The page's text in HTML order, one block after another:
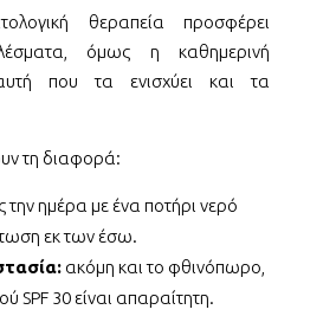
θεραπεία προσφέρει
όμως η καθημερινή
που τα ενισχύει και τα
τη διαφορά:
την ημέρα με ένα ποτήρι νερό
εκ των έσω.
ακόμη και το φθινόπωρο,
SPF 30 είναι απαραίτητη.